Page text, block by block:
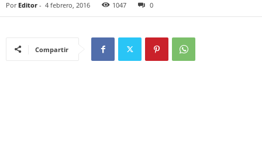
Por Editor - 4 febrero, 2016 1047 0
Compartir